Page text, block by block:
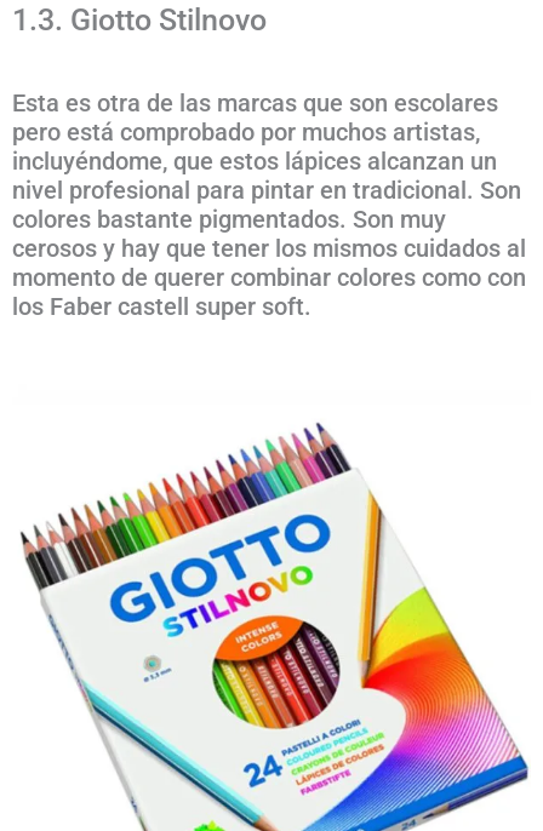
1.3. Giotto Stilnovo
Esta es otra de las marcas que son escolares
pero está comprobado por muchos artistas,
incluyéndome, que estos lápices alcanzan un
nivel profesional para pintar en tradicional. Son
colores bastante pigmentados. Son muy
cerosos y hay que tener los mismos cuidados al
momento de querer combinar colores como con
los Faber castell super soft.